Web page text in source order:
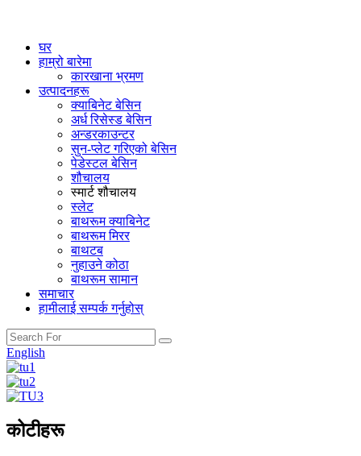
घर
हाम्रो बारेमा
कारखाना भ्रमण
उत्पादनहरू
क्याबिनेट बेसिन
अर्ध रिसेस्ड बेसिन
अन्डरकाउन्टर
सुन-प्लेट गरिएको बेसिन
पेडेस्टल बेसिन
शौचालय
स्मार्ट शौचालय
स्लेट
बाथरूम क्याबिनेट
बाथरूम मिरर
बाथटब
नुहाउने कोठा
बाथरूम सामान
समाचार
हामीलाई सम्पर्क गर्नुहोस्
English
कोटीहरू